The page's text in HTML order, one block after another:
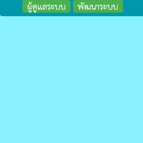
ผู้ดูแลระบบ พัฒนาระบบ